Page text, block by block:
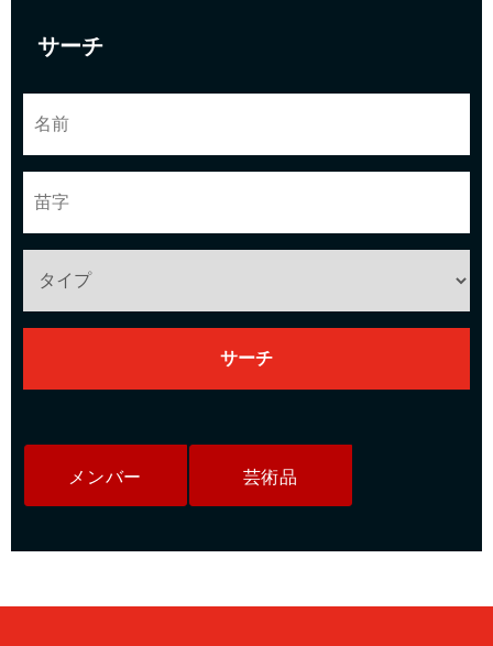
サーチ
メンバー 芸術品